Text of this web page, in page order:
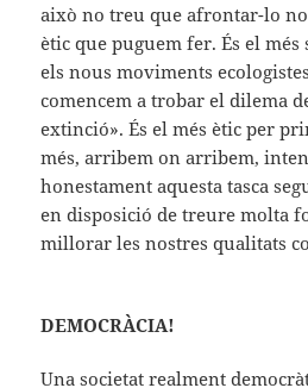
això no treu que afrontar-lo
ètic que puguem fer. És el més
els nous moviments
comencem a trobar el dilema
extinció». És el més ètic per
més, arribem on arribem,
honestament aquesta tasca
en disposició de treure molta
millorar les nostres qualitats
DEMOCRÀCIA!
Una societat realment